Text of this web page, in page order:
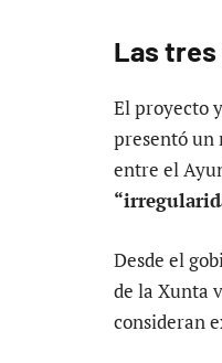
Las
El proyecto
presentó un
entre el
Desde el
de la Xunta
consideran